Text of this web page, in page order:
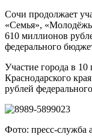
Сочи продолжает
«Семья»,
610 миллионов
федерального
Участие города в
Краснодарского
рублей
Фото: пресс-служба